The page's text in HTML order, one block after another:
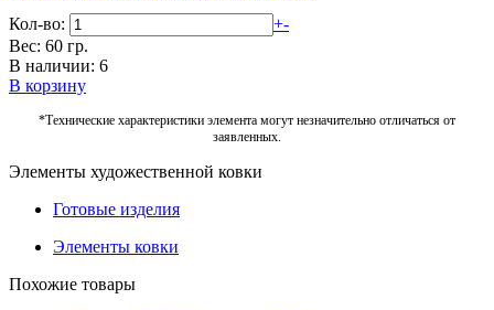
Кол-во: +-
Вес: 60 гр.
В наличии: 6
В корзину
*Технические характеристики элемента могут незначительно отличаться от
заявленных.
Элементы художественной ковки
Готовые изделия
Элементы ковки
Похожие товары